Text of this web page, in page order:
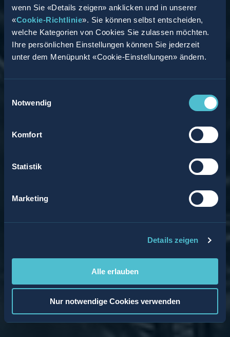
wenn Sie «Details zeigen» anklicken und in unserer
«Cookie-Richtlinie». Sie können selbst entscheiden,
welche Kategorien von Cookies Sie zulassen möchten.
Ihre persönlichen Einstellungen können Sie jederzeit
unter dem Menüpunkt «Cookie-Einstellungen» ändern.
Notwendig
Komfort
Statistik
Marketing
Details zeigen
Alle erlauben
Nur notwendige Cookies verwenden